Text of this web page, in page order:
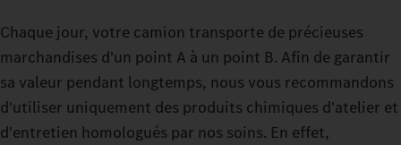
Chaque jour, votre camion transporte de précieuses
marchandises d'un point A à un point B. Afin de garantir
sa valeur pendant longtemps, nous vous recommandons
d'utiliser uniquement des produits chimiques d'atelier et
d'entretien homologués par nos soins. En effet,